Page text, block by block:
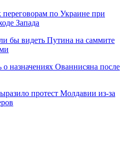
по Украине при
Запада
видеть Путина на саммите
о назначениях Ованнисяна после
протест Молдавии из-за